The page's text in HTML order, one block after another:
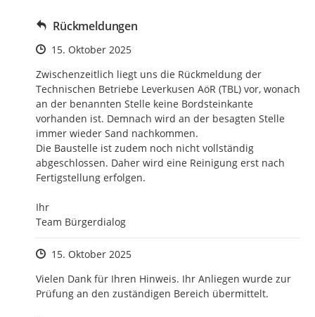
Rückmeldungen
Zeitpunkt des Erstellens
15. Oktober 2025
Zwischenzeitlich liegt uns die Rückmeldung der
Technischen Betriebe Leverkusen AöR (TBL) vor, wonach
an der benannten Stelle keine Bordsteinkante
vorhanden ist. Demnach wird an der besagten Stelle
immer wieder Sand nachkommen.
Die Baustelle ist zudem noch nicht vollständig
abgeschlossen. Daher wird eine Reinigung erst nach
Fertigstellung erfolgen.
Ihr
Team Bürgerdialog
Zeitpunkt des Erstellens
15. Oktober 2025
Vielen Dank für Ihren Hinweis. Ihr Anliegen wurde zur
Prüfung an den zuständigen Bereich übermittelt.